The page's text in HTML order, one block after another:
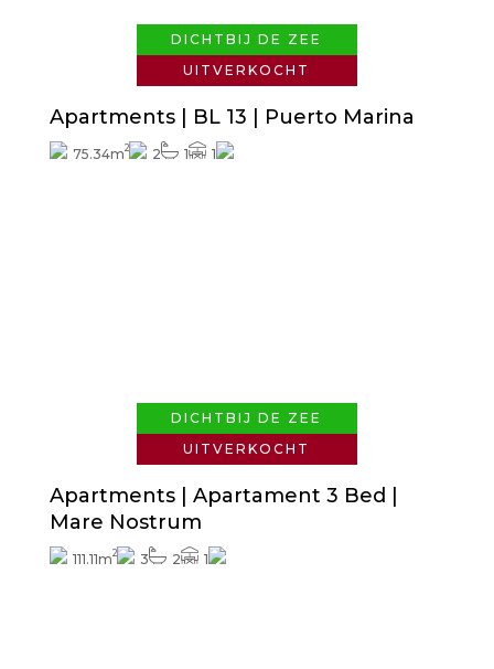
DICHTBIJ DE ZEE
UITVERKOCHT
Apartments | BL 13 | Puerto Marina
75.34m2 2 1 1
DICHTBIJ DE ZEE
UITVERKOCHT
Apartments | Apartament 3 Bed |
Mare Nostrum
111.11m2 3 2 1